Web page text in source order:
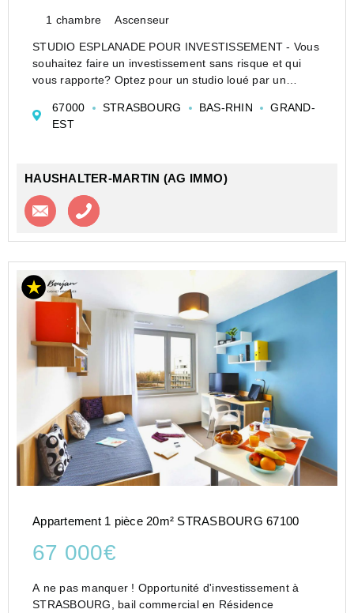
1 chambre Ascenseur
STUDIO ESPLANADE POUR INVESTISSEMENT - Vous
souhaitez faire un investissement sans risque et qui
vous rapporte? Optez pour un studio loué par un
reconduction), 19,81m², une belle pièce de vie, une
grande salle ...
67000 STRASBOURG BAS-RHIN
GRAND-
EST
HAUSHALTER-MARTIN (AG IMMO)
Contacter l'agence
Appartement 1 pièce 20m² STRASBOURG 67100
67 000€
A ne pas manquer ! Opportunité d'investissement à
STRASBOURG, bail commercial en Résidence